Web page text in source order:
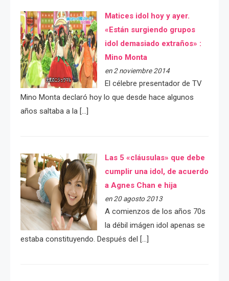
Matices idol hoy y ayer.
«Están surgiendo grupos
idol demasiado extraños» :
Mino Monta
en 2 noviembre 2014
El célebre presentador de TV
Mino Monta declaró hoy lo que desde hace algunos
años saltaba a la […]
Las 5 «cláusulas» que debe
cumplir una idol, de acuerdo
a Agnes Chan e hija
en 20 agosto 2013
A comienzos de los años 70s
la débil imágen idol apenas se
estaba constituyendo. Después del […]